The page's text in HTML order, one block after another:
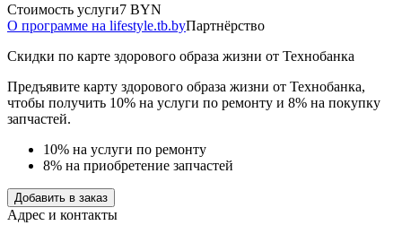
Стоимость услуги7 BYN
О программе на lifestyle.tb.byПартнёрство
Скидки по карте здорового образа жизни от Технобанка
Предъявите карту здорового образа жизни от Технобанка,
чтобы получить 10% на услуги по ремонту и 8% на покупку
запчастей.
10% на услуги по ремонту
8% на приобретение запчастей
Добавить в заказ
Адрес и контакты